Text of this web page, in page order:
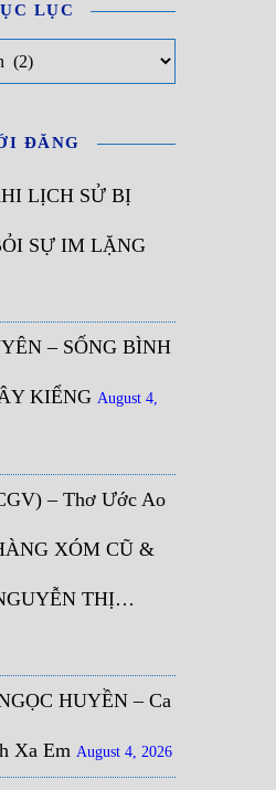
LỤC
ĐĂNG
LỊCH SỬ BỊ
SỰ IM LẶNG
– SỐNG BÌNH
KIỂNG August 4,
– Thơ Ước Ao
XÓM CŨ &
THỊ…
HUYỀN – Ca
Xa Em August 4, 2026